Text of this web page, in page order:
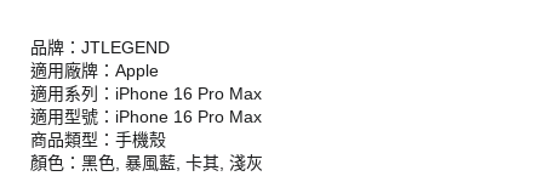
品牌：JTLEGEND
適用廠牌：Apple
適用系列：iPhone 16 Pro Max
適用型號：iPhone 16 Pro Max
商品類型：手機殼
顏色：黑色, 暴風藍, 卡其, 淺灰